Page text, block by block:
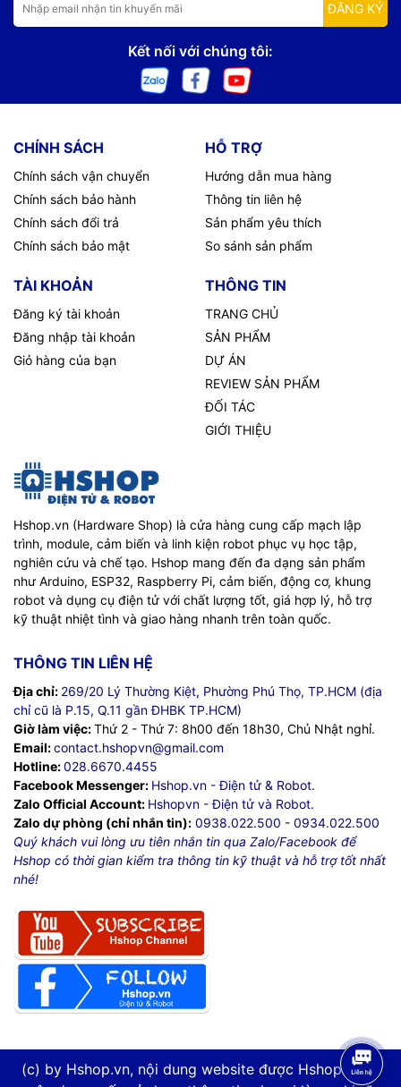
ĐĂNG KÝ
Kết nối với chúng tôi:
CHÍNH SÁCH
Chính sách vận chuyển
Chính sách bảo hành
Chính sách đổi trả
Chính sách bảo mật
HỖ TRỢ
Hướng dẫn mua hàng
Thông tin liên hệ
Sản phẩm yêu thích
So sánh sản phẩm
TÀI KHOẢN
Đăng ký tài khoản
Đăng nhập tài khoản
Giỏ hàng của bạn
THÔNG TIN
TRANG CHỦ
SẢN PHẨM
DỰ ÁN
REVIEW SẢN PHẨM
ĐỐI TÁC
GIỚI THIỆU
Hshop.vn (Hardware Shop) là cửa hàng cung cấp mạch lập
trình, module, cảm biến và linh kiện robot phục vụ học tập,
nghiên cứu và chế tạo. Hshop mang đến đa dạng sản phẩm
như Arduino, ESP32, Raspberry Pi, cảm biến, động cơ, khung
robot và dụng cụ điện tử với chất lượng tốt, giá hợp lý, hỗ trợ
kỹ thuật nhiệt tình và giao hàng nhanh trên toàn quốc.
THÔNG TIN LIÊN HỆ
Địa chỉ: 269/20 Lý Thường Kiệt, Phường Phú Thọ, TP.HCM (địa
chỉ cũ là P.15, Q.11 gần ĐHBK TP.HCM)
Giờ làm việc:Thứ 2 - Thứ 7: 8h00 đến 18h30, Chủ Nhật nghỉ.
Email:contact.hshopvn@gmail.com
Hotline:028.6670.4455
Facebook Messenger: Hshop.vn - Điện tử & Robot.
Zalo Official Account: Hshopvn - Điện tử và Robot.
Zalo dự phòng (chỉ nhắn tin): 0938.022.500 - 0934.022.500
Quý khách vui lòng ưu tiên nhắn tin qua Zalo/Facebook để
Hshop có thời gian kiểm tra thông tin kỹ thuật và hỗ trợ tốt nhất
nhé!
(c) by Hshop.vn, nội dung website được Hshop.vn tự